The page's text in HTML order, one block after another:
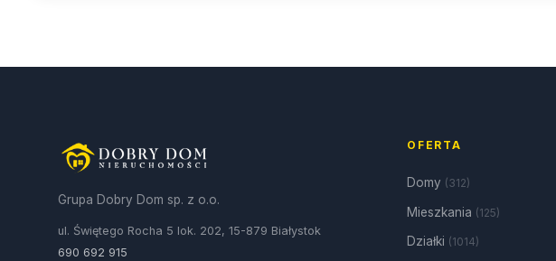
Grupa Dobry Dom sp. z o.o.
ul. Świętego Rocha 5 lok. 202, 15-879 Białystok
690 692 915
OFERTA
Domy (312)
Mieszkania (125)
Działki (1014)